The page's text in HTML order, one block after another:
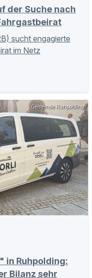
der Suche nach
sucht engagierte
im Netz
Gemeinde Ruhpolding
in Ruhpolding:
Bilanz sehr